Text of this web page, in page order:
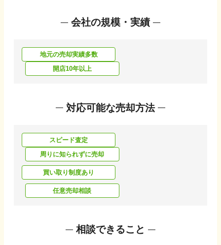
会社の規模・実績
地元の売却実績多数
開店10年以上
対応可能な売却方法
スピード査定
周りに知られずに売却
買い取り制度あり
任意売却相談
相談できること